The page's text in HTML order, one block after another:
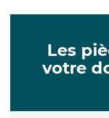
Les
votre